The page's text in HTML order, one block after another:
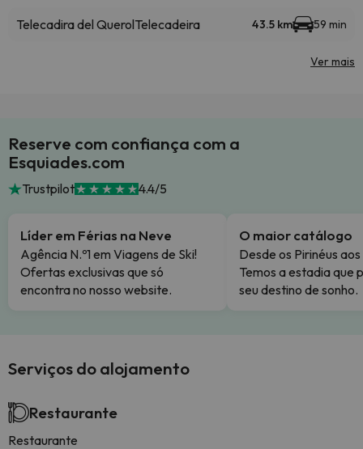
Telecadira del QuerolTelecadeira 43.5 km 59 min
Ver mais
Reserve com confiança com a
Esquiades.com
Trustpilot 4.4/5
Líder em Férias na Neve
Agência N.º1 em Viagens de Ski!
Ofertas exclusivas que só
encontra no nosso website.
O maior catálogo
Desde os Pirinéus
Temos a estadia que
seu destino de sonho.
Serviços do alojamento
Restaurante
Restaurante